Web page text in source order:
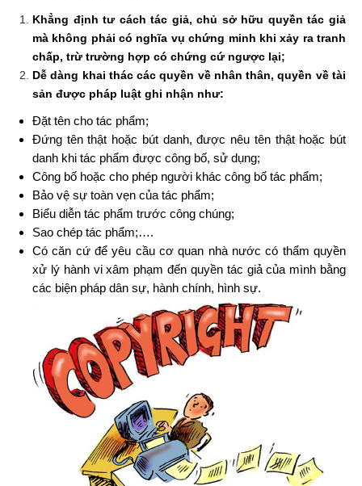
Khẳng định tư cách tác giả, chủ sở hữu quyền tác giả
mà không phải có nghĩa vụ chứng minh khi xảy ra tranh
chấp, trừ trường hợp có chứng cứ ngược lại;
Dễ dàng khai thác các quyền về nhân thân, quyền về tài
sản được pháp luật ghi nhận như:
Đặt tên cho tác phẩm;
Đứng tên thật hoặc bút danh, được nêu tên thật hoặc bút
danh khi tác phẩm được công bố, sử dụng;
Công bố hoặc cho phép người khác công bố tác phẩm;
Bảo vệ sự toàn vẹn của tác phẩm;
Biểu diễn tác phẩm trước công chúng;
Sao chép tác phẩm;….
Có căn cứ để yêu cầu cơ quan nhà nước có thẩm quyền
xử lý hành vi xâm phạm đến quyền tác giả của mình bằng
các biện pháp dân sự, hành chính, hình sự.